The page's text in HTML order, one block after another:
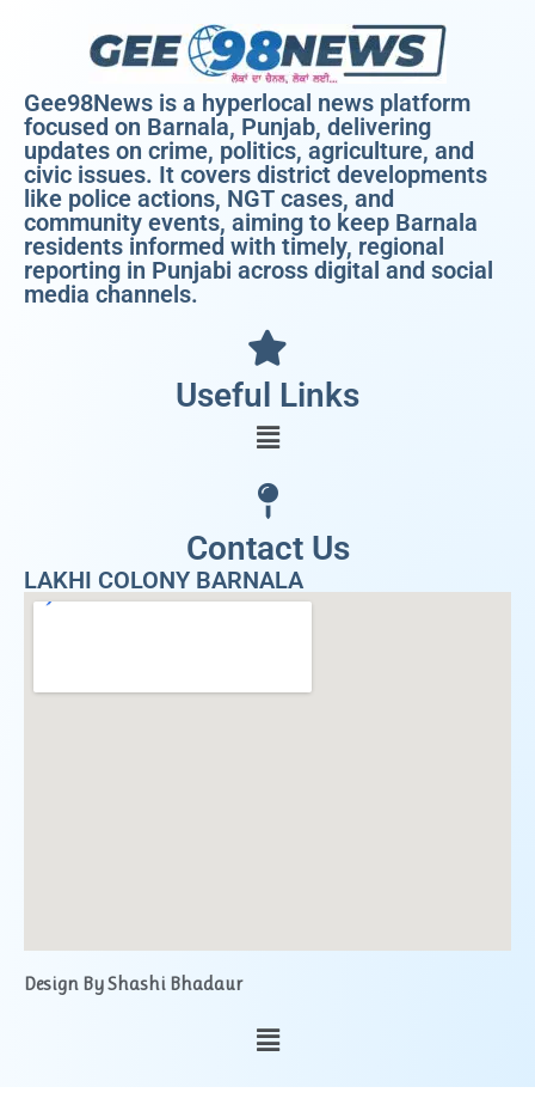
Gee98News is a hyperlocal news platform
focused on Barnala, Punjab, delivering
updates on crime, politics, agriculture, and
civic issues. It covers district developments
like police actions, NGT cases, and
community events, aiming to keep Barnala
residents informed with timely, regional
reporting in Punjabi across digital and social
media channels.
Useful Links
Contact Us
LAKHI COLONY BARNALA
Design By Shashi Bhadaur